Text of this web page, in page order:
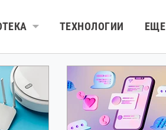
ТЕХНОЛОГИИ ЕЩЕ